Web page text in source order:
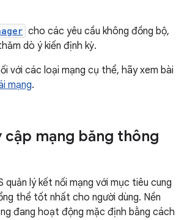
cho các yêu cầu không đồng bộ,
dò ý kiến định kỳ.
với các loại mạng cụ thể, hãy xem bài
mạng.
cập mạng băng thông
quản lý kết nối mạng với mục tiêu cung
thể tốt nhất cho người dùng. Nền
đang hoạt động mặc định bằng cách